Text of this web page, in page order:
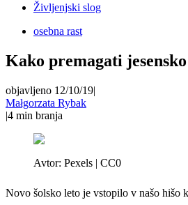
Življenjski slog
osebna rast
Kako premagati
objavljeno 12/10/19|
Małgorzata Rybak
|4 min branja
Avtor: Pexels | CC0
Novo šolsko leto je vstopilo v našo hišo